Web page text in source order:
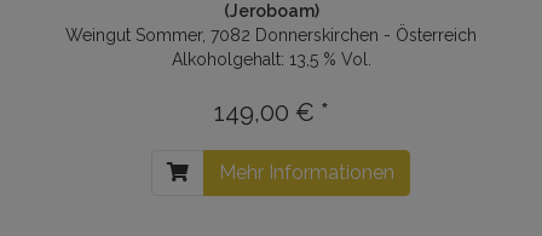
(Jeroboam)
Weingut Sommer, 7082 Donnerskirchen - Österreich
Alkoholgehalt: 13,5 % Vol.
149,00 € *
Mehr Informationen